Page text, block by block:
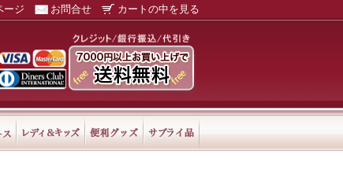
ージ お問合せ カートの中を見る